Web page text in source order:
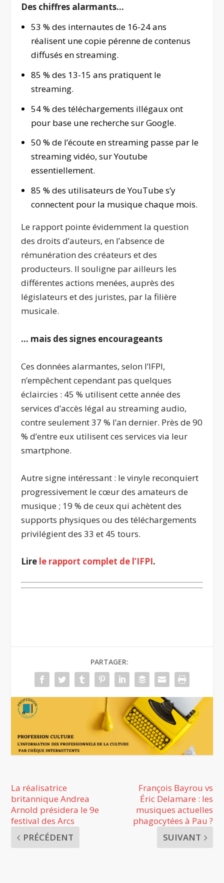
Des chiffres alarmants…
53 % des internautes de 16-24 ans
réalisent une copie pérenne de contenus
diffusés en streaming.
85 % des 13-15 ans pratiquent le
streaming.
54 % des téléchargements illégaux ont
pour base une recherche sur Google.
50 % de l’écoute en streaming passe par le
streaming vidéo, sur Youtube
essentiellement.
85 % des utilisateurs de YouTube s’y
connectent pour la musique chaque mois.
Le rapport pointe évidemment la question
des droits d’auteurs, en l’absence de
rémunération des créateurs et des
producteurs. Il souligne par ailleurs les
différentes actions menées, auprès des
législateurs et des juristes, par la filière
musicale.
… mais des signes encourageants
Ces données alarmantes, selon l’IFPI,
n’empêchent cependant pas quelques
éclaircies : 45 % utilisent cette année des
services d’accès légal au streaming audio,
contre seulement 37 % l’an dernier. Près de 90
% d’entre eux utilisent ces services via leur
smartphone.
Autre signe intéressant : le vinyle reconquiert
progressivement le cœur des amateurs de
musique ; 19 % de ceux qui achètent des
supports physiques ou des téléchargements
privilégient des 33 et 45 tours.
Lire le rapport complet de l’IFPI.
PARTAGER:
La réalisatrice
britannique Andrea
Arnold présidera le 9e
festival des Arcs
PRÉCÉDENT
François Bayrou vs
Éric Delamare : les
musiques actuelles
phagocytées à Pau ?
SUIVANT